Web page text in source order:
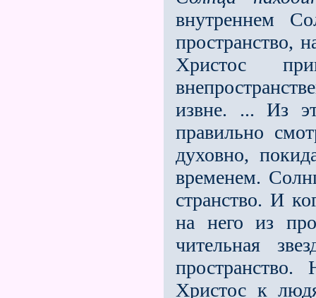
внутреннем
пространство,
Христос
извне. ... Из
правильно
духовно,
временем.
странство. И
на него из
чительная
Христос к